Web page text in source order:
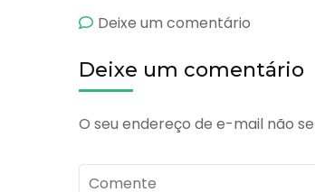
Deixe um comentário
Deixe um comentário
O seu endereço de e-mail não
Comente